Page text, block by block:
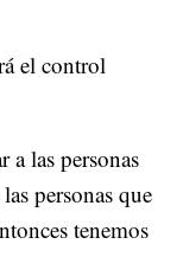
el control
a las personas
personas que
tenemos